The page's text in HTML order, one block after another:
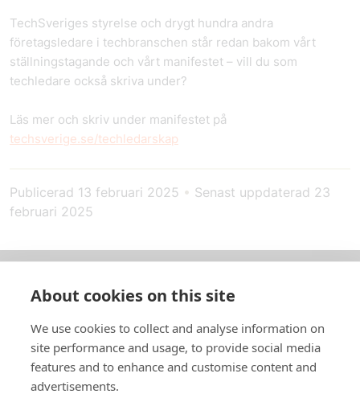
TechSveriges styrelse och drygt hundra andra
företagsledare i techbranschen står redan bakom vårt
ställningstagande och vårt manifestet – vill du som
techledare också skriva under?
Läs mer och skriv under manifestet på
techsverige.se/techledarskap
Publicerad 13 februari 2025 • Senast uppdaterad 23
februari 2025
In English
Standardavtal
About cookies on this site
We use cookies to collect and analyse information on
site performance and usage, to provide social media
features and to enhance and customise content and
advertisements.